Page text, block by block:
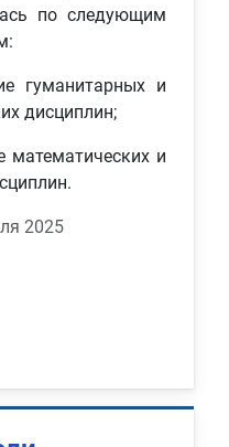
по следующим
гуманитарных и
дисциплин;
математических и
2025